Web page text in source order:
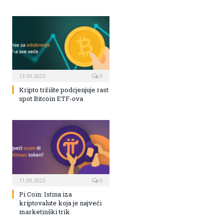
13.09.2023 0
Kripto tržište podcjenjuje rast
spot Bitcoin ETF-ova
11.09.2023 0
Pi Coin: Istina iza
kriptovalute koja je najveći
marketinški trik